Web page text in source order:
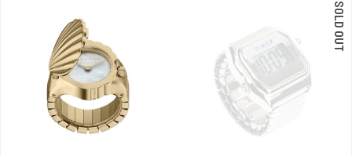
SOLD OUT